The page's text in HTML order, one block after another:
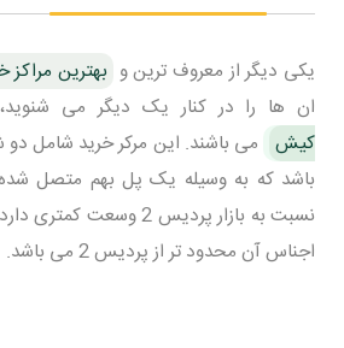
یکی دیگر از معروف ترین و بهترین
ان ها را در کنار یک دیگر می شنوید،
کیش می باشند. این مرکر خرید شامل دو
باشد که به وسیله یک پل بهم متصل
نسبت به بازار پردیس 2
اجناس آن محدود تر از پردیس 2 می باشد.